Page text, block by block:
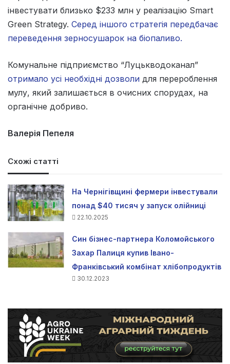
інвестувати близько $233 млн у реалізацію Smart
Green Strategy. Серед іншого стратегія передбачає
переведення зерносушарок на біопаливо.
Комунальне підприємство “Луцькводоканал”
отримало усі необхідні дозволи для перероблення
мулу, який залишається в очисних спорудах, на
органічне добриво.
Валерія Пепеля
Схожі статті
На Чернігівщині фермери інвестували
понад $40 тисяч у запуск олійниці
22.10.2025
Син бізнес-партнера Коломойського
Захар Палиця купив Івано-
Франківський комбінат хлібопродуктів
30.12.2023